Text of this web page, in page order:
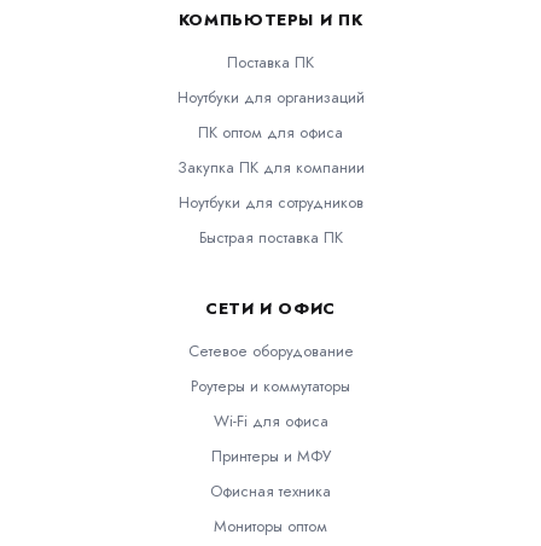
КОМПЬЮТЕРЫ И ПК
Поставка ПК
Ноутбуки для организаций
ПК оптом для офиса
Закупка ПК для компании
Ноутбуки для сотрудников
Быстрая поставка ПК
СЕТИ И ОФИС
Сетевое оборудование
Роутеры и коммутаторы
Wi-Fi для офиса
Принтеры и МФУ
Офисная техника
Мониторы оптом